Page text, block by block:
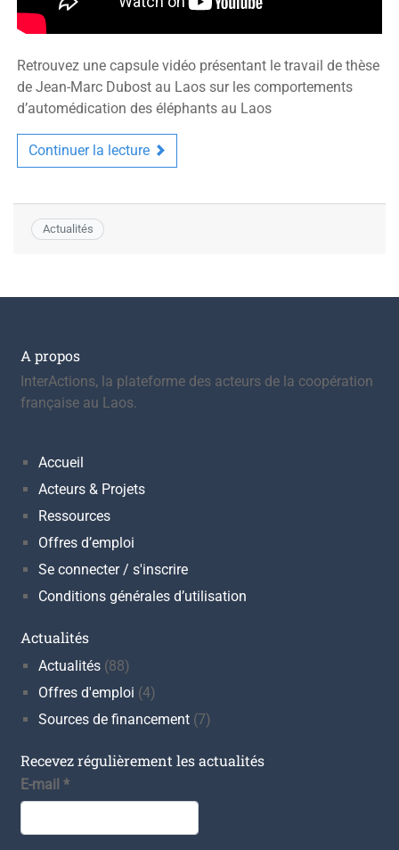
Retrouvez une capsule vidéo présentant le travail de thèse
de Jean-Marc Dubost au Laos sur les comportements
d’automédication des éléphants au Laos
Continuer la lecture
Actualités
A propos
InterActions, la plateforme des acteurs de la coopération
française au Laos.
Accueil
Acteurs & Projets
Ressources
Offres d’emploi
Se connecter / s'inscrire
Conditions générales d’utilisation
Actualités
Actualités (88)
Offres d'emploi (4)
Sources de financement (7)
Recevez régulièrement les actualités
E-mail *